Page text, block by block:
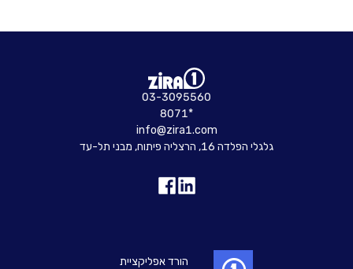
03-3095560
8071*
info@zira1.com
גלגלי הפלדה 16, הרצליה פיתוח, מבני תל-עד
הורד אפליקציית